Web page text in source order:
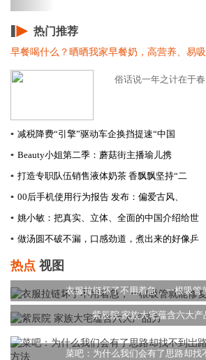
热门推荐
早餐喝什么？晒晒我家早餐奶，高营养、易吸
俗话说一年之计在于
▪ 减税降费“引擎”驱动车企换挡提速​“中国
▪ Beauty小姐第二季：蘑菇街主播瑜儿携
▪ 打造专职队伍销售液体奶茶 香飘飘坚持“二
▪ 00后手机使用行为报告 发布：偏爱古风、
▪ 姚小敏：把真实、立体、全面的中国介绍给世
▪ 做汤圆不破不漏，口感劲道，煮出来的好像乒
热点 视图
衣服拉链坏了不用着急，一根吸管
紫辰院 家族大宅蕴含六大产
菜吧：为什么我们会有了思路却找